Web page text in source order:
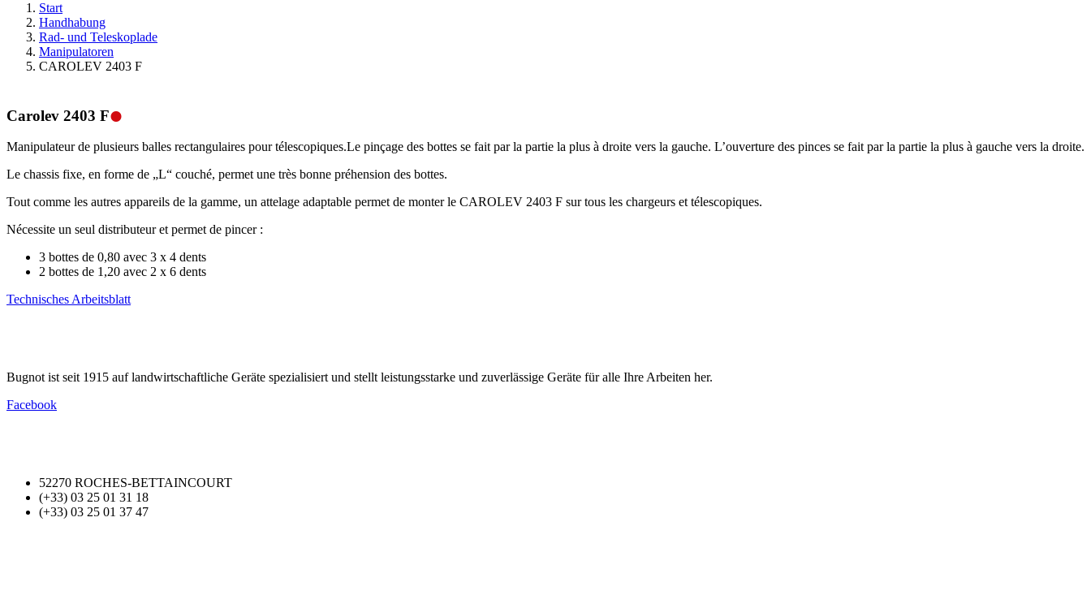
Start
Handhabung
Rad- und Teleskoplade
Manipulatoren
CAROLEV 2403 F
Carolev 2403 F.
Manipulateur de plusieurs balles rectangulaires pour télescopiques.Le pinçage des bottes se fait par la partie la plus à droite vers la gauche. L’ouverture des pinces se fait par la partie la plus à gauche vers la droite.
Le chassis fixe, en forme de „L“ couché, permet une très bonne préhension des bottes.
Tout comme les autres appareils de la gamme, un attelage adaptable permet de monter le CAROLEV 2403 F sur tous les chargeurs et télescopiques.
Nécessite un seul distributeur et permet de pincer :
3 bottes de 0,80 avec 3 x 4 dents
2 bottes de 1,20 avec 2 x 6 dents
Technisches Arbeitsblatt
Bugnot ist seit 1915 auf landwirtschaftliche Geräte spezialisiert und stellt leistungsstarke und zuverlässige Geräte für alle Ihre Arbeiten her.
Facebook
52270 ROCHES-BETTAINCOURT
(+33) 03 25 01 31 18
(+33) 03 25 01 37 47